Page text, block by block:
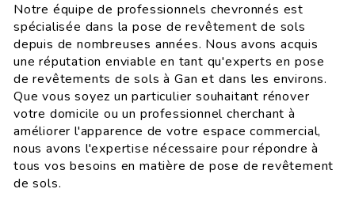
Notre équipe de professionnels chevronnés est
spécialisée dans la pose de revêtement de sols
depuis de nombreuses années. Nous avons acquis
une réputation enviable en tant qu'experts en pose
de revêtements de sols à Gan et dans les environs.
Que vous soyez un particulier souhaitant rénover
votre domicile ou un professionnel cherchant à
améliorer l'apparence de votre espace commercial,
nous avons l'expertise nécessaire pour répondre à
tous vos besoins en matière de pose de revêtement
de sols.